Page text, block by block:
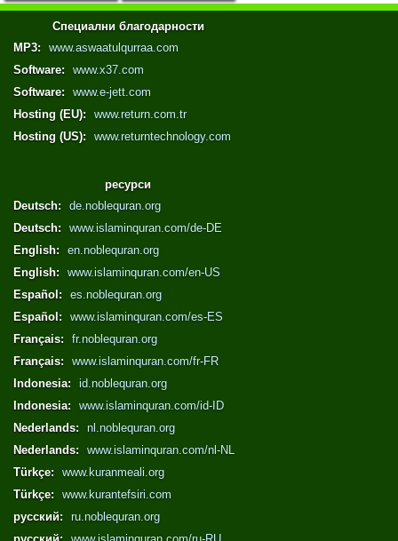
Специални благодарности
MP3:
www.aswaatulqurraa.com
Software:
www.x37.com
Software:
www.e-jett.com
Hosting (EU):
www.return.com.tr
Hosting (US):
www.returntechnology.com
ресурси
Deutsch:
de.noblequran.org
Deutsch:
www.islaminquran.com/de-DE
English:
en.noblequran.org
English:
www.islaminquran.com/en-US
Español:
es.noblequran.org
Español:
www.islaminquran.com/es-ES
Français:
fr.noblequran.org
Français:
www.islaminquran.com/fr-FR
Indonesia:
id.noblequran.org
Indonesia:
www.islaminquran.com/id-ID
Nederlands:
nl.noblequran.org
Nederlands:
www.islaminquran.com/nl-NL
Türkçe:
www.kuranmeali.org
Türkçe:
www.kurantefsiri.com
русский:
ru.noblequran.org